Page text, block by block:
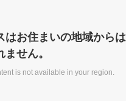
はお住まいの地域からは
せん。
is not available in your region.